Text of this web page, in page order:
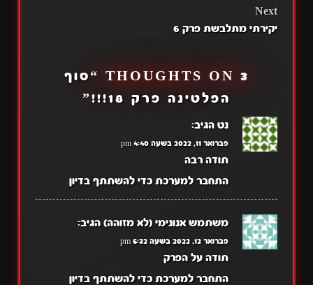
Next
יקירתי מתלבשת פרק 6
3 THOUGHTS ON “
סוף
הפלטינה פרק 18!!!
”
נט הגיב:
פברואר 11, 2022 בשעה 4:40 pm
תודה רבה
התחבר למערכת כדי להשתתף בדיון
משתמש אנונימי (לא מזוהה) הגיב:
פברואר 12, 2022 בשעה 6:32 pm
תודה על הפרק
התחבר למערכת כדי להשתתף בדיון